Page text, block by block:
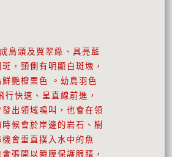
鳥頭及翼翠綠、具亮藍
，頸側有明顯白斑塊，
艷橙栗色 。幼鳥羽色
快速、呈直線前進，
出領域鳴叫，也會在領
候會於岸邊的岩石、樹
會垂直撲入水中的魚
張開以瞬膜保護眼睛，